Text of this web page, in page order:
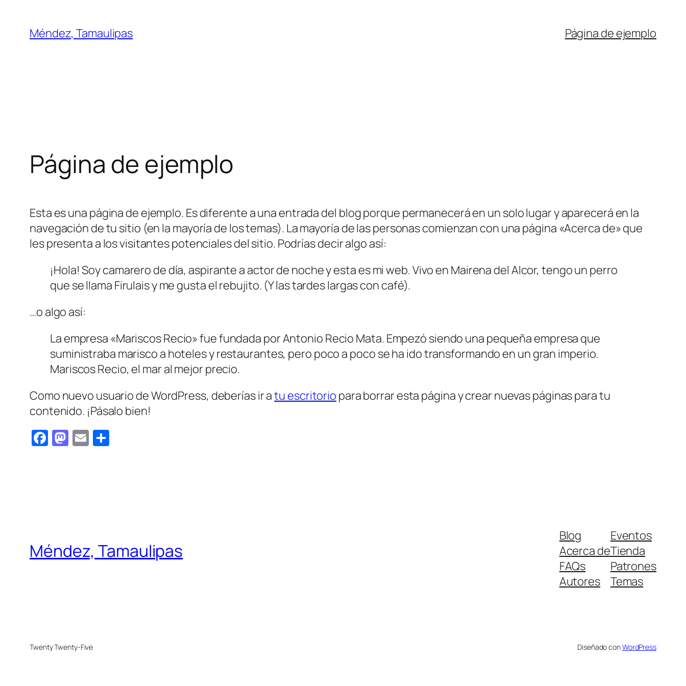
contenido
Méndez, Tamaulipas Página de ejemplo
Página de ejemplo
Esta es una página de ejemplo. Es diferente a una entrada del blog porque permanecerá en un solo lugar y aparecerá en la
navegación de tu sitio (en la mayoría de los temas). La mayoría de las personas comienzan con una página «Acerca de» que
les presenta a los visitantes potenciales del sitio. Podrías decir algo así:
¡Hola! Soy camarero de día, aspirante a actor de noche y esta es mi web. Vivo en Mairena del Alcor, tengo un perro
que se llama Firulais y me gusta el rebujito. (Y las tardes largas con café).
…o algo así:
La empresa «Mariscos Recio» fue fundada por Antonio Recio Mata. Empezó siendo una pequeña empresa que
suministraba marisco a hoteles y restaurantes, pero poco a poco se ha ido transformando en un gran imperio.
Mariscos Recio, el mar al mejor precio.
Como nuevo usuario de WordPress, deberías ir atu escritorio para borrar esta página y crear nuevas páginas para tu
contenido. ¡Pásalo bien!
Facebook
Mastodon
Email
Méndez, Tamaulipas
Blog
Acerca de
FAQs
Autores
Eventos
Tienda
Patrones
Temas
Twenty Twenty-Five Diseñado conWordPress